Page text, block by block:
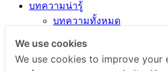
บทความน่ารู้
บทความทั้งหมด
ไขข้อสงสัยเรื่องข้าว
คัมภีร์เข้าครัว
We use cookies
We use cookies to improve your